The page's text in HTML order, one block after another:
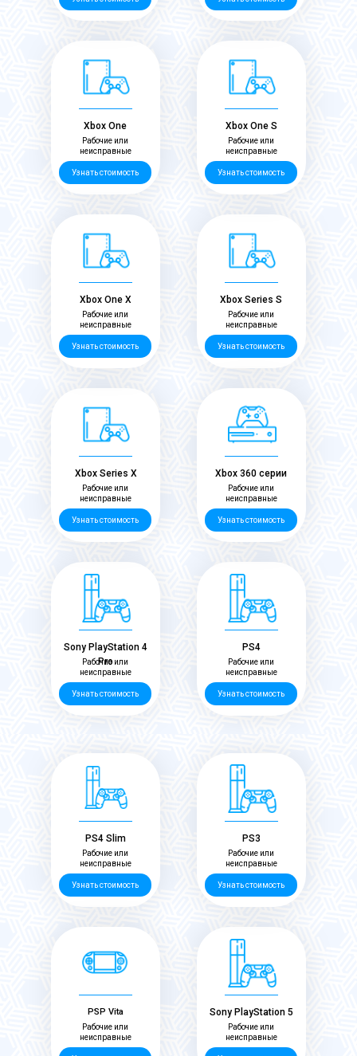
Узнать стоимость
Xbox Series S
Рабочие или
неисправные
Узнать стоимость
Рабочие или
неисправные
Xbox One S
Узнать стоимость
Рабочие или
неисправные
PS4
Узнать стоимость
Sony PlayStation 4
Pro
Рабочие или
неисправные
Узнать стоимость
Рабочие или
неисправные
Xbox 360 серии
Узнать стоимость
Рабочие или
неисправные
Xbox Series X
Xbox One
Узнать стоимость
Рабочие или
неисправные
Узнать стоимость
Xbox One X
Рабочие или
неисправные
PS4 Slim
Рабочие или
неисправные
Узнать стоимость
Sony PlayStation 5
Рабочие или
неисправные
Рабочие или
неисправные
PSP Vita
PS3
Рабочие или
неисправные
Узнать стоимость